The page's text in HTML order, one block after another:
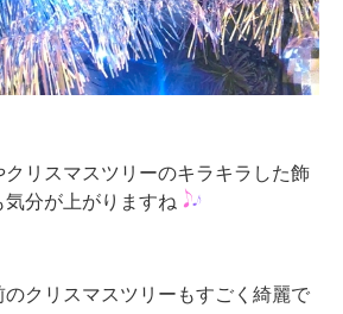
リスマスツリーのキラキラした飾
気分が上がりますね
クリスマスツリーもすごく綺麗で